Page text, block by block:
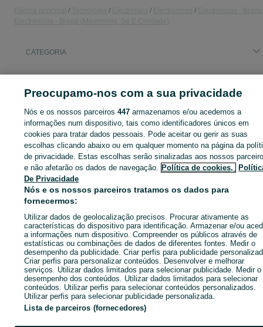
CATEGORIA
Entra na tua conta OLX ou cria uma nova para contactares
anunciante
Entrar ou criar conta
Enviar mensagem
Preocupamo-nos com a sua privacidade
Nós e os nossos parceiros447 armazenamos e/ou acedemos a
informações num dispositivo, tais como identificadores únicos em
cookies para tratar dados pessoais. Pode aceitar ou gerir as suas
escolhas clicando abaixo ou em qualquer momento na página da
de privacidade. Estas escolhas serão sinalizadas aos nossos
e não afetarão os dados de navegação. Política de cookies,
De Privacidade
Nós e os nossos parceiros tratamos os dados para
fornecermos:
Utilizar dados de geolocalização precisos. Procurar ativamente as
características do dispositivo para identificação. Armazenar e/ou
a informações num dispositivo. Compreender os públicos através de
estatísticas ou combinações de dados de diferentes fontes. Medir o
desempenho da publicidade. Criar perfis para publicidade
Criar perfis para personalizar conteúdos. Desenvolver e melhorar
serviços. Utilizar dados limitados para selecionar publicidade. Medir o
desempenho dos conteúdos. Utilizar dados limitados para selecionar
conteúdos. Utilizar perfis para selecionar conteúdos personalizados.
Utilizar perfis para selecionar publicidade personalizada.
Lista de parceiros (fornecedores)